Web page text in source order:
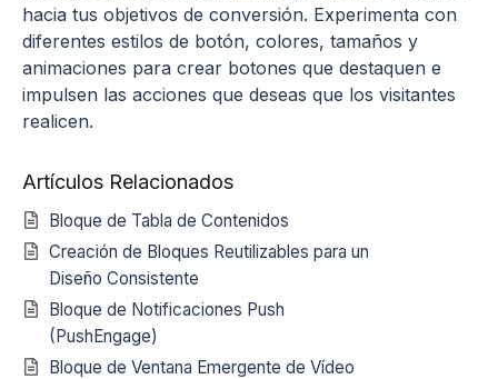
hacia tus objetivos de conversión. Experimenta con
diferentes estilos de botón, colores, tamaños y
animaciones para crear botones que destaquen e
impulsen las acciones que deseas que los visitantes
realicen.
Artículos Relacionados
Bloque de Tabla de Contenidos
Creación de Bloques Reutilizables para un
Diseño Consistente
Bloque de Notificaciones Push
(PushEngage)
Bloque de Ventana Emergente de Vídeo